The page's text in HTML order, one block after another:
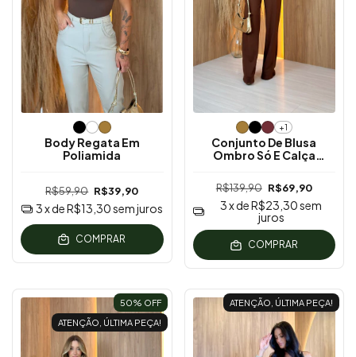
Body Regata Em
Poliamida
R$59,90 R$39,90
3x deR$13,30sem juros
COMPRAR
+1
Conjunto De Blusa
Ombro Só E Calça
R$139,90 R$69,90
3x deR$23,30sem
juros
COMPRAR
50% OFF
ATENÇÃO, ÚLTIMA PEÇA!
ATENÇÃO, ÚLTIMA PEÇA!